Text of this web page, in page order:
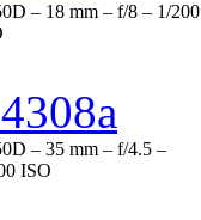
– 18 mm – f/8 – 1/200
– 35 mm – f/4.5 –
ISO